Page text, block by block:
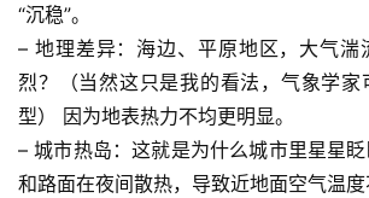
历
史
档
案
宇
“沉稳”。
– 地理差异：海边、平原地区，大气湍
烈？
（当然这只是我的看法，气象学
型）
因为地表热力不均更明显。
– 城市热岛 ：这就是为什么城市里星星
和路面在夜间散热，导致近地面空气温度